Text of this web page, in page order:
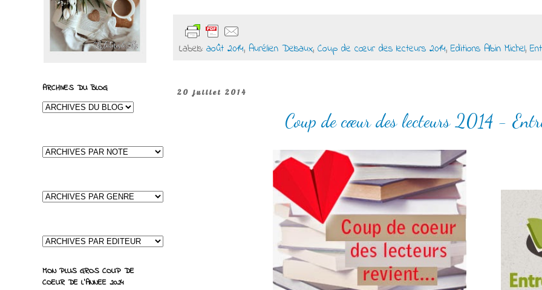
Labels: août 2014, Aurélien Delsaux, Coup de cœur des lecteurs 2014, Editions Albin Michel,
20 juillet 2014
Coup de cœur des lecteurs 2014 -
ARCHIVES DU BLOG
MON PLUS GROS COUP DE
COEUR DE L'ANNEE 2024